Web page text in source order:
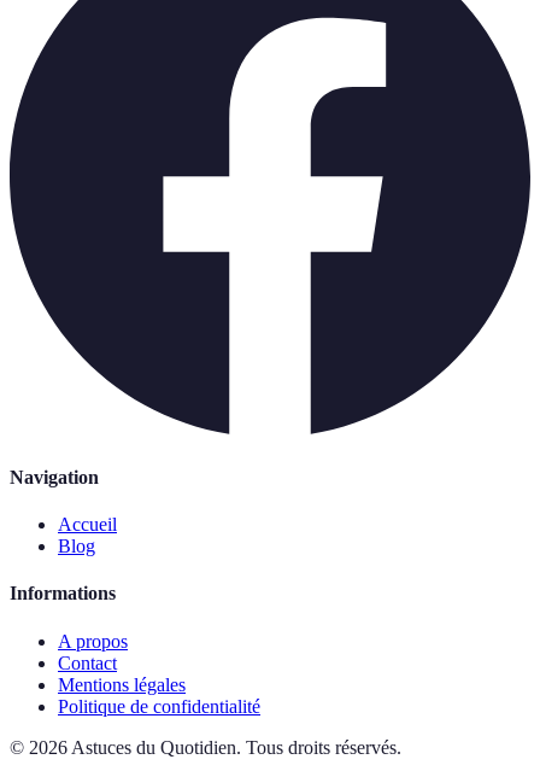
Navigation
Accueil
Blog
Informations
A propos
Contact
Mentions légales
Politique de confidentialité
© 2026 Astuces du Quotidien. Tous droits réservés.